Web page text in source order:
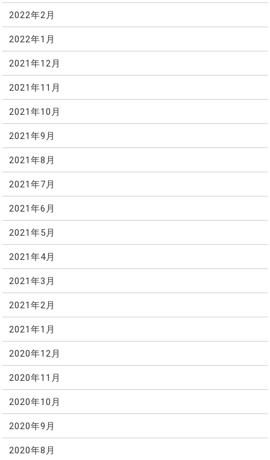
2022年2月
2022年1月
2021年12月
2021年11月
2021年10月
2021年9月
2021年8月
2021年7月
2021年6月
2021年5月
2021年4月
2021年3月
2021年2月
2021年1月
2020年12月
2020年11月
2020年10月
2020年9月
2020年8月